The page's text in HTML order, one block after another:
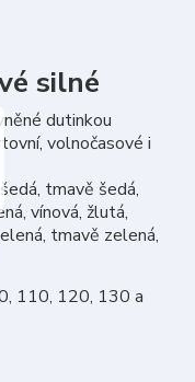
silné
dutinkou
volnočasové i
tmavě šedá,
vínová, žlutá,
tmavě zelená,
110, 120, 130 a